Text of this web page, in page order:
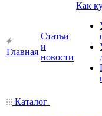
Главная
Статьи
и
новости
Как
Каталог